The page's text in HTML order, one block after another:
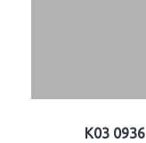
K03 0936